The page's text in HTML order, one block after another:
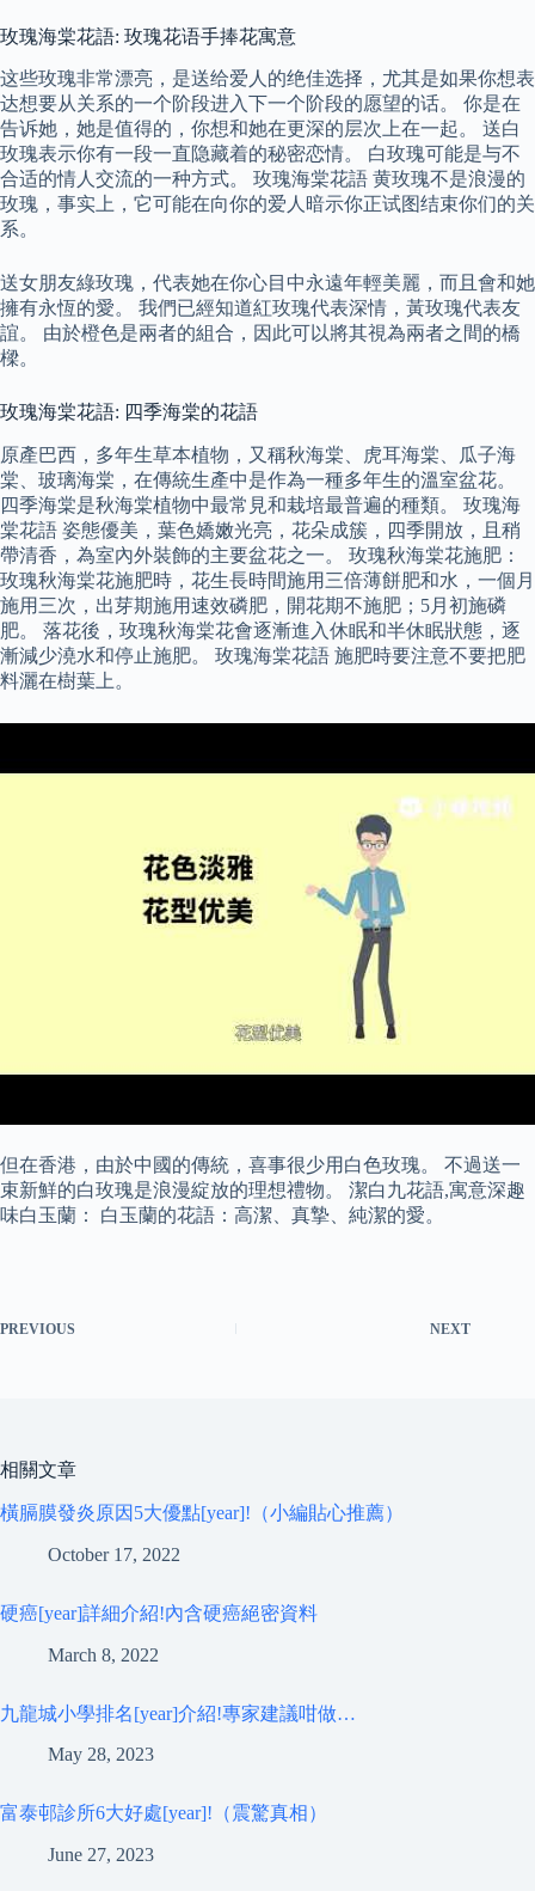
玫瑰海棠花語: 玫瑰花语手捧花寓意
这些玫瑰非常漂亮，是送给爱人的绝佳选择，尤其是如果你想表
达想要从关系的一个阶段进入下一个阶段的愿望的话。 你是在
告诉她，她是值得的，你想和她在更深的层次上在一起。 送白
玫瑰表示你有一段一直隐藏着的秘密恋情。 白玫瑰可能是与不
合适的情人交流的一种方式。 玫瑰海棠花語 黄玫瑰不是浪漫的
玫瑰，事实上，它可能在向你的爱人暗示你正试图结束你们的关
系。
送女朋友綠玫瑰，代表她在你心目中永遠年輕美麗，而且會和她
擁有永恆的愛。 我們已經知道紅玫瑰代表深情，黃玫瑰代表友
誼。 由於橙色是兩者的組合，因此可以將其視為兩者之間的橋
樑。
玫瑰海棠花語: 四季海棠的花語
原產巴西，多年生草本植物，又稱秋海棠、虎耳海棠、瓜子海
棠、玻璃海棠，在傳統生產中是作為一種多年生的溫室盆花。
四季海棠是秋海棠植物中最常見和栽培最普遍的種類。 玫瑰海
棠花語 姿態優美，葉色嬌嫩光亮，花朵成簇，四季開放，且稍
帶清香，為室內外裝飾的主要盆花之一。 玫瑰秋海棠花施肥：
玫瑰秋海棠花施肥時，花生長時間施用三倍薄餅肥和水，一個月
施用三次，出芽期施用速效磷肥，開花期不施肥；5月初施磷
肥。 落花後，玫瑰秋海棠花會逐漸進入休眠和半休眠狀態，逐
漸減少澆水和停止施肥。 玫瑰海棠花語 施肥時要注意不要把肥
料灑在樹葉上。
但在香港，由於中國的傳統，喜事很少用白色玫瑰。 不過送一
束新鮮的白玫瑰是浪漫綻放的理想禮物。 潔白九花語,寓意深趣
味白玉蘭： 白玉蘭的花語：高潔、真摯、純潔的愛。
PREVIOUS NEXT
相關文章
橫膈膜發炎原因5大優點[year]!（小編貼心推薦）
October 17, 2022
硬癌[year]詳細介紹!內含硬癌絕密資料
March 8, 2022
九龍城小學排名[year]介紹!專家建議咁做…
May 28, 2023
富泰邨診所6大好處[year]!（震驚真相）
June 27, 2023